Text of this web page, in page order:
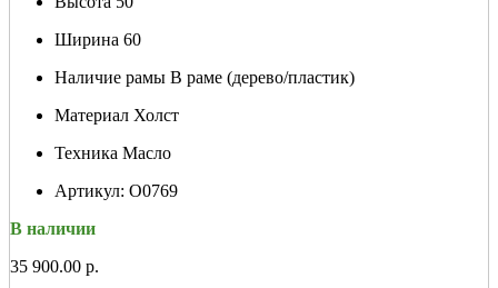
Ширина 60
Наличие рамы В раме (дерево/пластик)
Материал Холст
Техника Масло
Артикул: О0769
В наличии
35 900.00 р.